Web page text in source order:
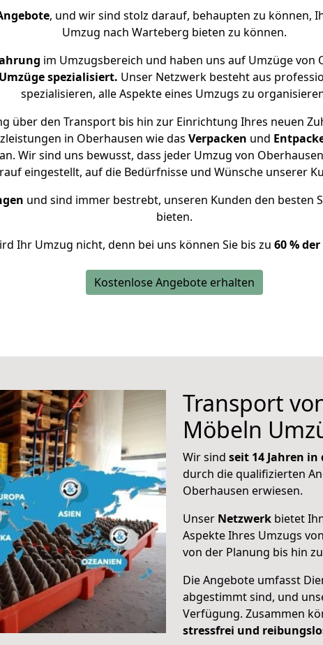
, und wir sind stolz darauf, behaupten zu können,
Umzug nach Warteberg bieten zu können.
im Umzugsbereich und haben uns auf Umzüge
spezialisiert. Unser Netzwerk besteht aus
spezialisieren, alle Aspekte eines Umzugs zu
über den Transport bis hin zur Einrichtung Ihres neuen
in Oberhausen wie das Verpacken und
Wir sind uns bewusst, dass jeder Umzug von
eingestellt, auf die Bedürfnisse und Wünsche unserer
und sind immer bestrebt, unseren Kunden den besten
bieten.
Ihr Umzug nicht, denn bei uns können Sie bis zu 60 %
Kostenlose Angebote erhalten
Transport
Möbeln
Wir sind seit 14 Jahren
durch die qualifizierten
Oberhausen erwiesen.
Unser Netzwerk bietet
Aspekte Ihres Umzugs
von der Planung bis hin
Die Angebote umfasst
abgestimmt sind, und
Verfügung. Zusammen
stressfrei und